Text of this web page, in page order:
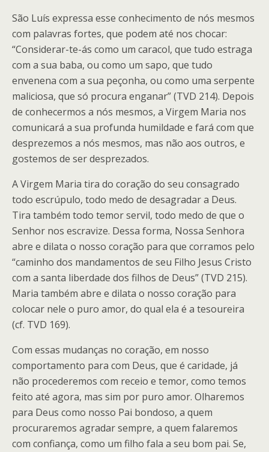
São Luís expressa esse conhecimento de nós mesmos
com palavras fortes, que podem até nos chocar:
“Considerar-te-ás como um caracol, que tudo estraga
com a sua baba, ou como um sapo, que tudo
envenena com a sua peçonha, ou como uma serpente
maliciosa, que só procura enganar” (TVD 214). Depois
de conhecermos a nós mesmos, a Virgem Maria nos
comunicará a sua profunda humildade e fará com que
desprezemos a nós mesmos, mas não aos outros, e
gostemos de ser desprezados.
A Virgem Maria tira do coração do seu consagrado
todo escrúpulo, todo medo de desagradar a Deus.
Tira também todo temor servil, todo medo de que o
Senhor nos escravize. Dessa forma, Nossa Senhora
abre e dilata o nosso coração para que corramos pelo
“caminho dos mandamentos de seu Filho Jesus Cristo
com a santa liberdade dos filhos de Deus” (TVD 215).
Maria também abre e dilata o nosso coração para
colocar nele o puro amor, do qual ela é a tesoureira
(cf. TVD 169).
Com essas mudanças no coração, em nosso
comportamento para com Deus, que é caridade, já
não procederemos com receio e temor, como temos
feito até agora, mas sim por puro amor. Olharemos
para Deus como nosso Pai bondoso, a quem
procuraremos agradar sempre, a quem falaremos
com confiança, como um filho fala a seu bom pai. Se,